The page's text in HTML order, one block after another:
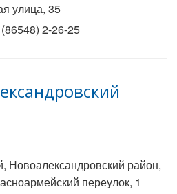
улица, 35
2-26-25
Новоалександровский район,
переулок, 1